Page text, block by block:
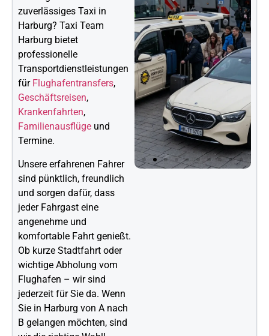
zuverlässiges Taxi in
Harburg? Taxi Team
Harburg bietet
professionelle
Transportdienstleistungen
für Flughafentransfers,
Geschäftsreisen,
Krankenfahrten,
Familienausflüge und
Termine.
Unsere erfahrenen Fahrer
sind pünktlich, freundlich
und sorgen dafür, dass
jeder Fahrgast eine
angenehme und
komfortable Fahrt genießt.
Ob kurze Stadtfahrt oder
wichtige Abholung vom
Flughafen – wir sind
jederzeit für Sie da. Wenn
Sie in Harburg von A nach
B gelangen möchten, sind